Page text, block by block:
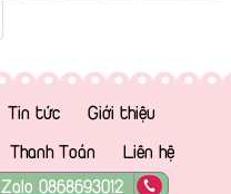
Tin tức
Giới thiệu
Thanh Toán
Liên hệ
Zalo 0868693012